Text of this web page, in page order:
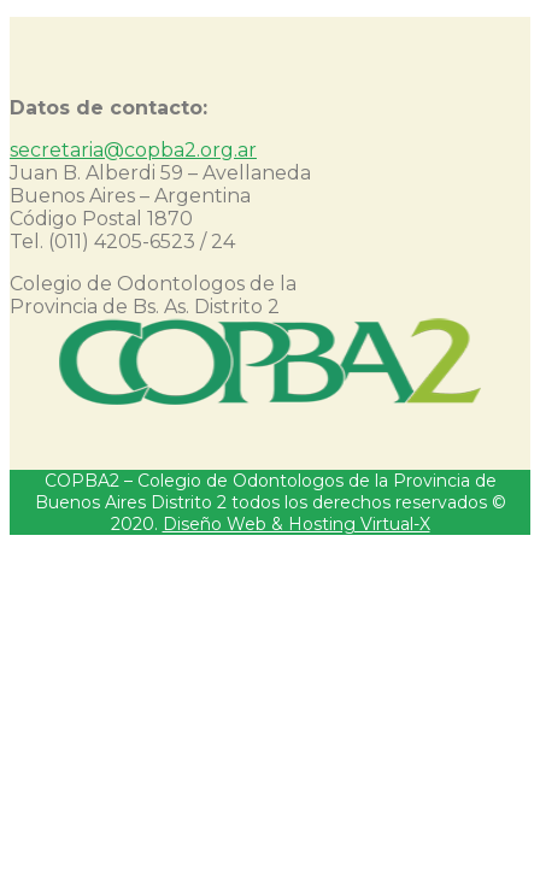
Datos de contacto:
secretaria@copba2.org.ar
Juan B. Alberdi 59 – Avellaneda
Buenos Aires – Argentina
Código Postal 1870
Tel. (011) 4205-6523 / 24
Colegio de Odontologos de la
Provincia de Bs. As. Distrito 2
COPBA2 – Colegio de Odontologos de la Provincia de
Buenos Aires Distrito 2 todos los derechos reservados ©
2020. Diseño Web & Hosting Virtual-X